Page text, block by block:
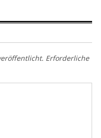
Erforderliche